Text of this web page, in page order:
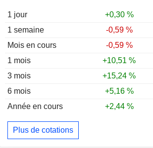
1 jour
+0,30 %
1 semaine
-0,59 %
Mois en cours
-0,59 %
1 mois
+10,51 %
3 mois
+15,24 %
6 mois
+5,16 %
Année en cours
+2,44 %
Plus de cotations